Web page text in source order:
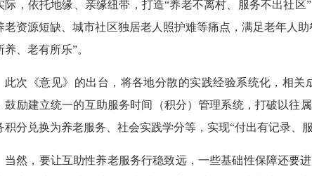
际，依托地缘、亲缘纽带，打造“养老不离村、服务不出社
老资源短缺、城市社区独居老人照护难等痛点，满足老年人
养、老有所乐”。
此次《意见》的出台，将各地分散的实践经验系统化，相
鼓励建立统一的互助服务时间（积分）管理系统，打破以往
积分兑换为养老服务、社会实践学分等，实现“付出有记录、
当然，要让互助性养老服务行稳致远，一些基础性保障还要